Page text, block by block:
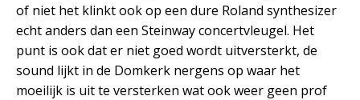
of niet het klinkt ook op een dure Roland synthesizer
echt anders dan een Steinway concertvleugel. Het
punt is ook dat er niet goed wordt uitversterkt, de
sound lijkt in de Domkerk nergens op waar het
moeilijk is uit te versterken wat ook weer geen prof